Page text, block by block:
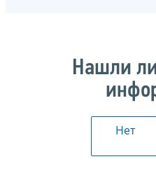
Нашли
Нет